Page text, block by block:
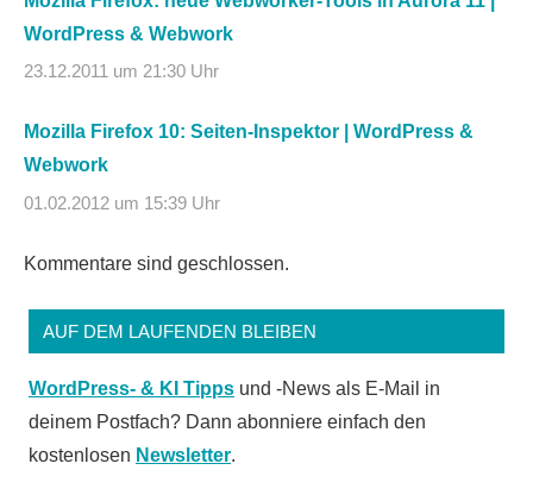
WordPress & Webwork
23.12.2011 um 21:30 Uhr
Mozilla Firefox 10: Seiten-Inspektor | WordPress &
Webwork
01.02.2012 um 15:39 Uhr
Kommentare sind geschlossen.
AUF DEM LAUFENDEN BLEIBEN
WordPress- & KI Tipps und -News als E-Mail in
deinem Postfach? Dann abonniere einfach den
kostenlosen Newsletter.